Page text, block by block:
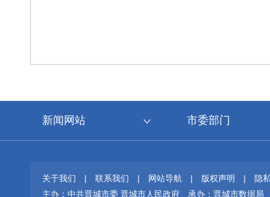
新闻网站 市委部门
关于我们 | 联系我们 | 网站导航 | 版权声明 |
隐
主办：中共晋城市委 晋城市人民政府
承办：晋城市数据局